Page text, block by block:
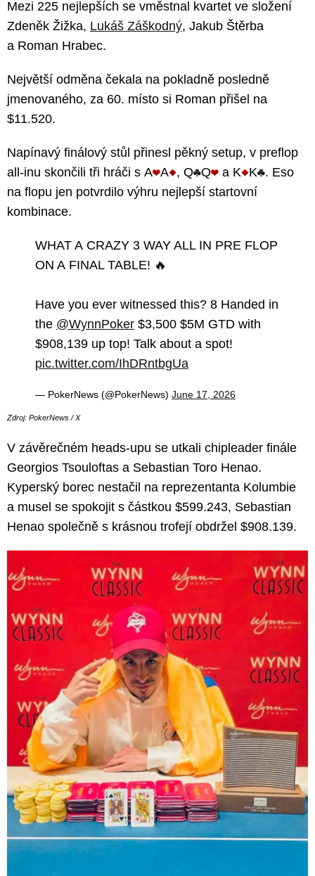
Mezi 225 nejlepších se vměstnal kvartet ve složení
Zdeněk Žižka, Lukáš Záškodný, Jakub Štěrba
a Roman Hrabec.
Největší odměna čekala na pokladně posledně
jmenovaného, za 60. místo si Roman přišel na
$11.520.
Napínavý finálový stůl přinesl pěkný setup, v preflop
all-inu skončili tři hráči s A A , Q Q a K K
. Eso
na flopu jen potvrdilo výhru nejlepší startovní
kombinace.
WHAT A CRAZY 3 WAY ALL IN PRE FLOP
ON A FINAL TABLE! 🔥
Have you ever witnessed this? 8 Handed in
the @WynnPoker $3,500 $5M GTD with
$908,139 up top! Talk about a spot!
pic.twitter.com/IhDRntbgUa
— PokerNews (@PokerNews) June 17, 2026
Zdroj: PokerNews / X
V závěrečném heads-upu se utkali chipleader finále
Georgios Tsouloftas a Sebastian Toro Henao.
Kyperský borec nestačil na reprezentanta Kolumbie
a musel se spokojit s částkou $599.243, Sebastian
Henao společně s krásnou trofejí obdržel $908.139.